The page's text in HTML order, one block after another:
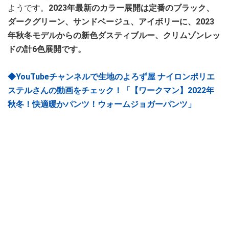
ようです。 2023年最新のカラー展開は定番のブラック、
ダークグリーン、サンドベージュ、アイボリーに、2023
年秋冬モデルからの新色ダスティブルー、クリムゾンレッ
ドの計6色展開です。
◆YouTubeチャンネルで生地のよろず屋 ナイロンポリエ
ステルさんの動画をチェック！「【ワークマン】2022年
秋冬！快適暖かパンツ！ウォームジョガーパンツ」